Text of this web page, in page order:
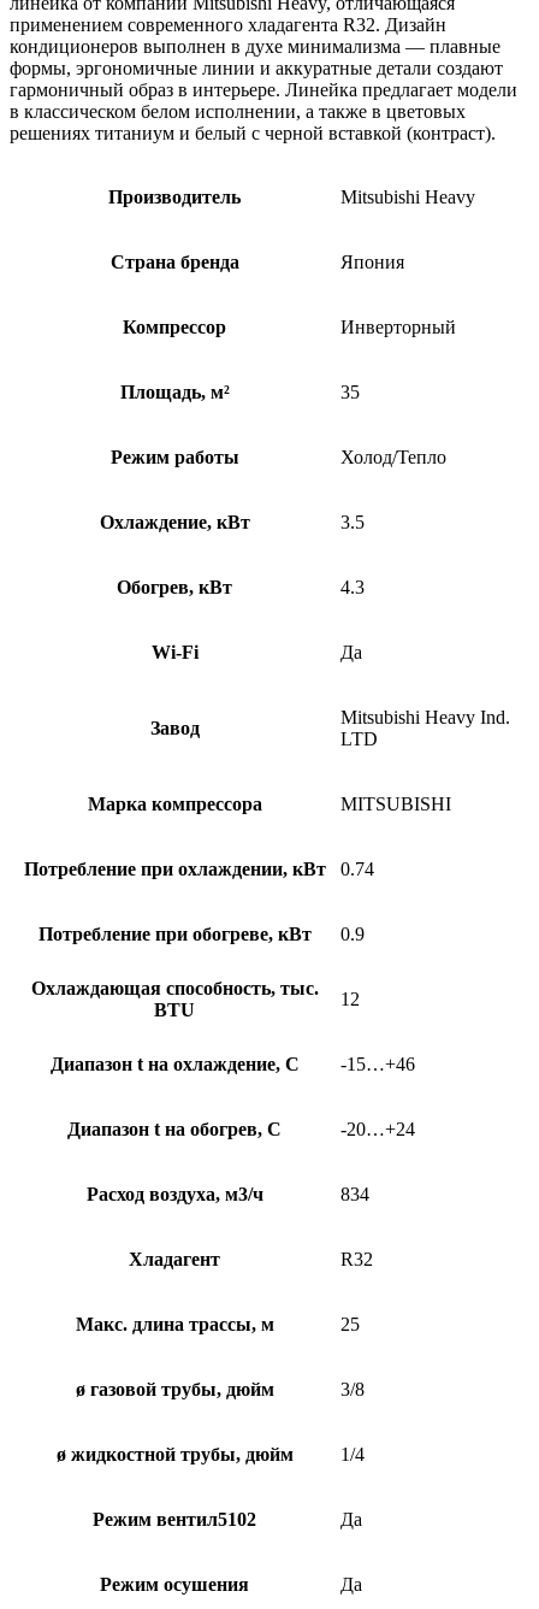
применением современного хладагента R32. Дизайн
кондиционеров выполнен в духе минимализма — плавные
формы, эргономичные линии и аккуратные детали создают
гармоничный образ в интерьере. Линейка предлагает модели
в классическом белом исполнении, а также в цветовых
решениях титаниум и белый с черной вставкой (контраст).
Производитель Mitsubishi Heavy
Страна бренда Япония
Компрессор Инверторный
Площадь, м² 35
Режим работы Холод/Тепло
Охлаждение, кВт 3.5
Обогрев, кВт 4.3
Wi-Fi Да
Завод
Mitsubishi Heavy Ind.
LTD
Марка компрессора MITSUBISHI
Потребление при охлаждении, кВт 0.74
Потребление при обогреве, кВт 0.9
Охлаждающая способность, тыс.
BTU
12
Диапазон t на охлаждение, С -15…+46
Диапазон t на обогрев, С -20…+24
Расход воздуха, м3/ч 834
Хладагент R32
Макс. длина трассы, м 25
ø газовой трубы, дюйм 3/8
ø жидкостной трубы, дюйм 1/4
Режим вентил5102 Да
Режим осушения Да